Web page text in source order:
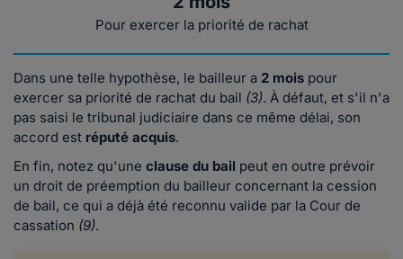
Pour exercer la priorité de rachat
Dans une telle hypothèse, le bailleur a 2 mois pour
exercer sa priorité de rachat du bail (3). À défaut, et s'il n'a
pas saisi le tribunal judiciaire dans ce même délai, son
accord est réputé acquis.
En fin, notez qu'une clause du bail peut en outre prévoir
un droit de préemption du bailleur concernant la cession
de bail, ce qui a déjà été reconnu valide par la Cour de
cassation (9).